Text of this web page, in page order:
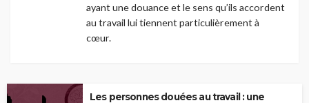
ayant une douance et le sens qu’ils accordent
au travail lui tiennent particulièrement à
cœur.
Les personnes douées au travail : une